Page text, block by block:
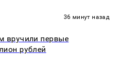
36 минут назад
вручили первые
рублей